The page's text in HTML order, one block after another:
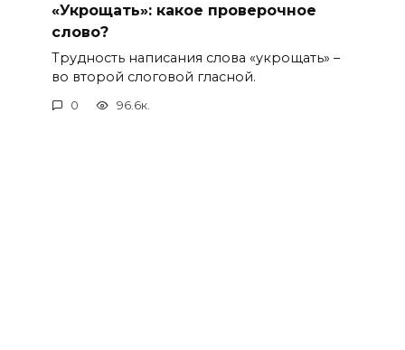
«Укрощать»: какое проверочное
слово?
Трудность написания слова «укрощать» –
во второй слоговой гласной.
0 96.6к.